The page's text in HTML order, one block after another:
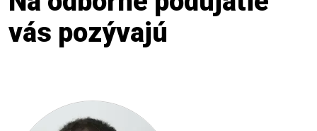
vás pozývajú